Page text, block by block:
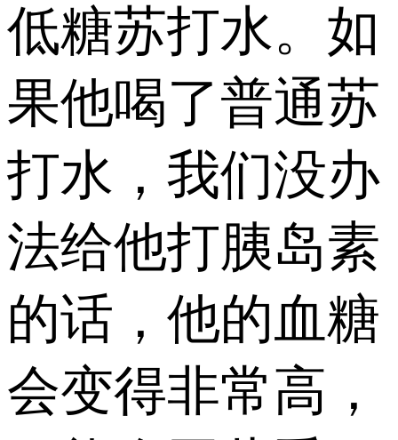
低糖苏打水。如
果他喝了普通苏
打水，我们没办
法给他打胰岛素
的话，他的血糖
会变得非常高，